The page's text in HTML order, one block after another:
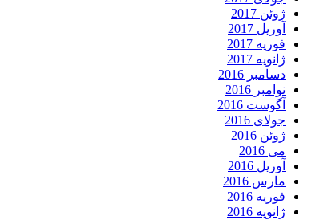
ژوئن 2017
آوریل 2017
فوریه 2017
ژانویه 2017
دسامبر 2016
نوامبر 2016
آگوست 2016
جولای 2016
ژوئن 2016
می 2016
آوریل 2016
مارس 2016
فوریه 2016
ژانویه 2016